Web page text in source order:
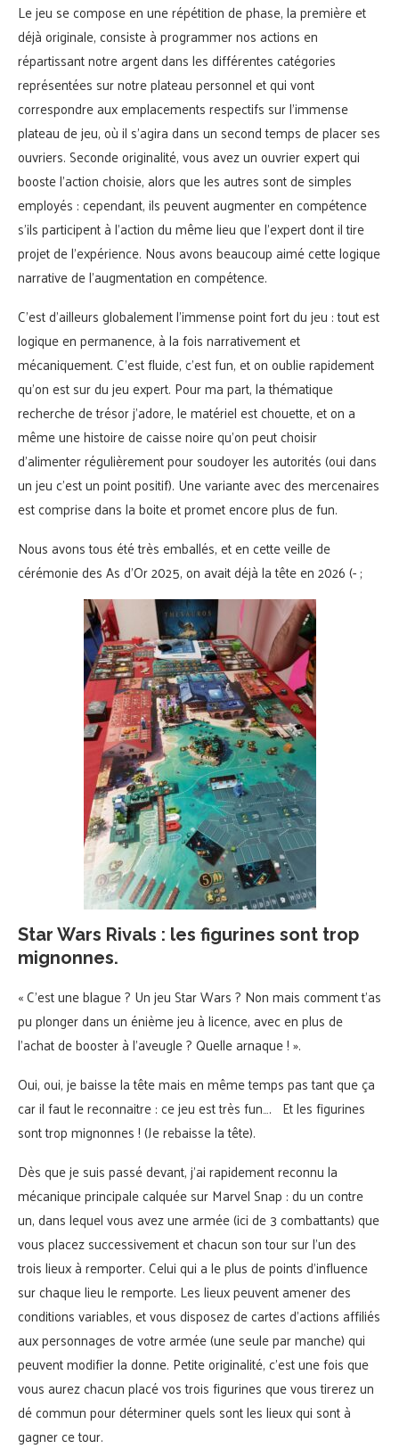
Le jeu se compose en une répétition de phase, la première et
déjà originale, consiste à programmer nos actions en
répartissant notre argent dans les différentes catégories
représentées sur notre plateau personnel et qui vont
correspondre aux emplacements respectifs sur l’immense
plateau de jeu, où il s’agira dans un second temps de placer ses
ouvriers. Seconde originalité, vous avez un ouvrier expert qui
booste l’action choisie, alors que les autres sont de simples
employés : cependant, ils peuvent augmenter en compétence
s’ils participent à l’action du même lieu que l’expert dont il tire
projet de l’expérience. Nous avons beaucoup aimé cette logique
narrative de l’augmentation en compétence.
C’est d’ailleurs globalement l’immense point fort du jeu : tout est
logique en permanence, à la fois narrativement et
mécaniquement. C’est fluide, c’est fun, et on oublie rapidement
qu’on est sur du jeu expert. Pour ma part, la thématique
recherche de trésor j’adore, le matériel est chouette, et on a
même une histoire de caisse noire qu’on peut choisir
d’alimenter régulièrement pour soudoyer les autorités (oui dans
un jeu c’est un point positif). Une variante avec des mercenaires
est comprise dans la boite et promet encore plus de fun.
Nous avons tous été très emballés, et en cette veille de
cérémonie des As d’Or 2025, on avait déjà la tête en 2026 (- ;
Star Wars Rivals : les figurines sont trop
mignonnes.
« C’est une blague ? Un jeu Star Wars ? Non mais comment t’as
pu plonger dans un énième jeu à licence, avec en plus de
l’achat de booster à l’aveugle ? Quelle arnaque ! ».
Oui, oui, je baisse la tête mais en même temps pas tant que ça
car il faut le reconnaitre : ce jeu est très fun…. Et les figurines
sont trop mignonnes ! (Je rebaisse la tête).
Dès que je suis passé devant, j’ai rapidement reconnu la
mécanique principale calquée sur Marvel Snap : du un contre
un, dans lequel vous avez une armée (ici de 3 combattants) que
vous placez successivement et chacun son tour sur l’un des
trois lieux à remporter. Celui qui a le plus de points d’influence
sur chaque lieu le remporte. Les lieux peuvent amener des
conditions variables, et vous disposez de cartes d’actions affiliés
aux personnages de votre armée (une seule par manche) qui
peuvent modifier la donne. Petite originalité, c’est une fois que
vous aurez chacun placé vos trois figurines que vous tirerez un
dé commun pour déterminer quels sont les lieux qui sont à
gagner ce tour.